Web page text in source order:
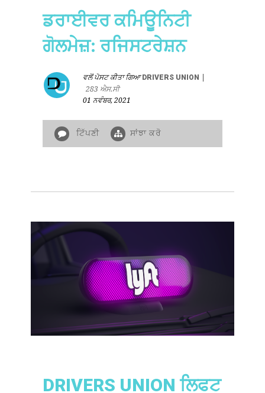
ਡਰਾਈਵਰ ਕਮਿਊਨਿਟੀ
ਗੋਲਮੇਜ਼: ਰਜਿਸਟਰੇਸ਼ਨ
ਵਲੋਂ ਪੋਸਟ ਕੀਤਾ ਗਿਆ DRIVERS UNION
283 ਐਸ.ਸੀ
01 ਨਵੰਬਰ, 2021
ਟਿੱਪਣੀ ਸਾਂਝਾ ਕਰੋ
DRIVERS UNION ਲਿਫਟ